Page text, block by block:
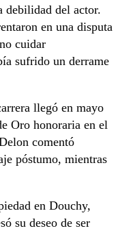
debilidad del actor.
en una disputa
cuidar
sufrido un derrame
llegó en mayo
Oro honoraria en el
comentó
póstumo, mientras
en Douchy,
su deseo de ser